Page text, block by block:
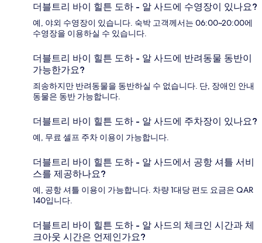
더블트리 바이 힐튼 도하 - 알 사드에 수영장이 있나요?
예, 야외 수영장이 있습니다. 숙박 고객께서는 06:00~20:00에
수영장을 이용하실 수 있습니다.
더블트리 바이 힐튼 도하 - 알 사드에 반려동물 동반이
가능한가요?
죄송하지만 반려동물을 동반하실 수 없습니다. 단, 장애인 안내
동물은 동반 가능합니다.
더블트리 바이 힐튼 도하 - 알 사드에 주차장이 있나요?
예, 무료 셀프 주차 이용이 가능합니다.
더블트리 바이 힐튼 도하 - 알 사드에서 공항 셔틀 서비
스를 제공하나요?
예, 공항 셔틀 이용이 가능합니다. 차량 1대당 편도 요금은 QAR
140입니다.
더블트리 바이 힐튼 도하 - 알 사드의 체크인 시간과 체
크아웃 시간은 언제인가요?